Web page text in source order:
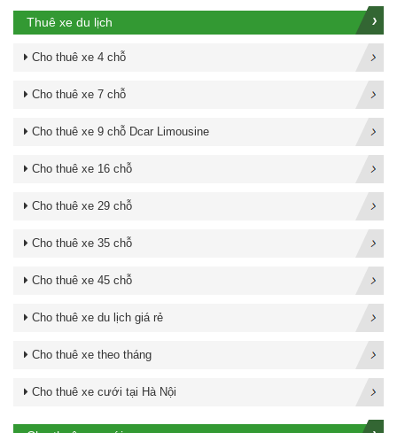
Thuê xe du lịch
Cho thuê xe 4 chỗ
Cho thuê xe 7 chỗ
Cho thuê xe 9 chỗ Dcar Limousine
Cho thuê xe 16 chỗ
Cho thuê xe 29 chỗ
Cho thuê xe 35 chỗ
Cho thuê xe 45 chỗ
Cho thuê xe du lịch giá rẻ
Cho thuê xe theo tháng
Cho thuê xe cưới tại Hà Nội